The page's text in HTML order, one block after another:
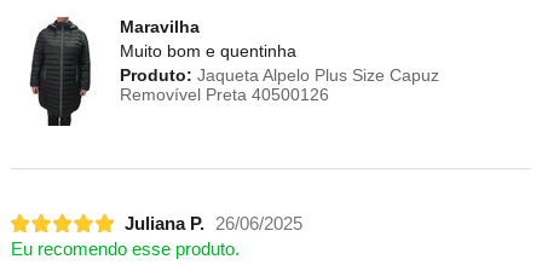
Maravilha
Muito bom e quentinha
Produto: Jaqueta Alpelo Plus Size Capuz
Removível Preta 40500126
Juliana P.
26/06/2025
Eu recomendo esse produto.